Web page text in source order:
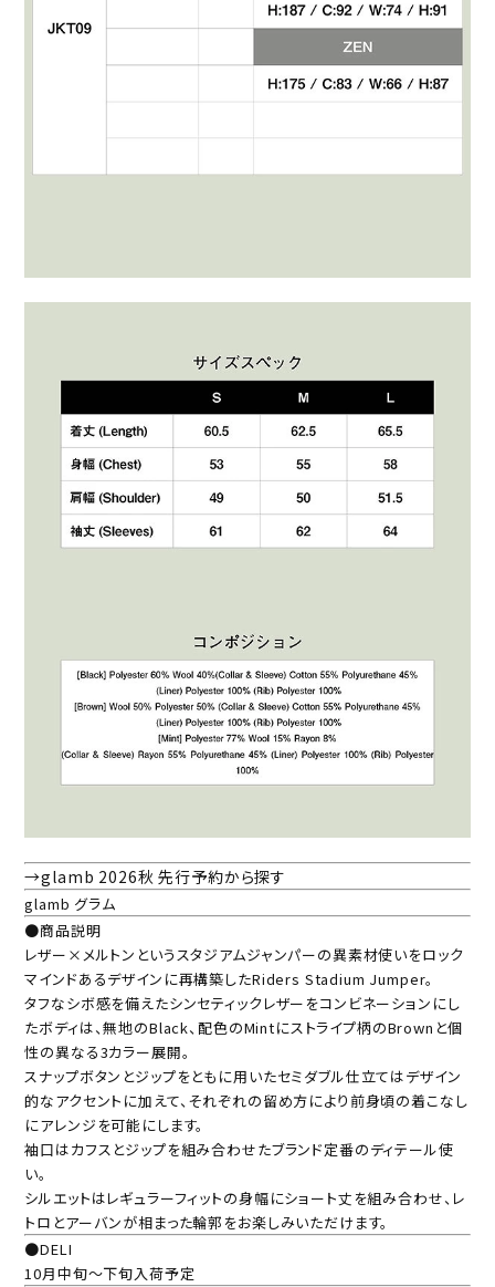
→glamb 2026秋 先行予約から探す
glamb グラム
●商品説明
レザー×メルトンというスタジアムジャンパーの異素材使いをロック
マインドあるデザインに再構築したRiders Stadium Jumper。
タフなシボ感を備えたシンセティックレザーをコンビネーションにし
たボディは、無地のBlack、配色のMintにストライプ柄のBrownと個
性の異なる3カラー展開。
スナップボタンとジップをともに用いたセミダブル仕立てはデザイン
的なアクセントに加えて、それぞれの留め方により前身頃の着こなし
にアレンジを可能にします。
袖口はカフスとジップを組み合わせたブランド定番のディテール使
い。
シルエットはレギュラーフィットの身幅にショート丈を組み合わせ、レ
トロとアーバンが相まった輪郭をお楽しみいただけます。
●DELI
10月中旬～下旬入荷予定